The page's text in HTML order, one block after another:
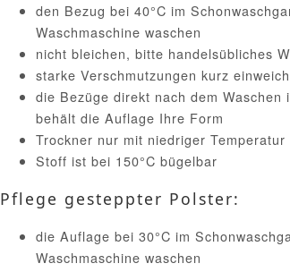
den Bezug bei 40°C im
Waschmaschine waschen
nicht bleichen, bitte handelsübliches
starke Verschmutzungen kurz
die Bezüge direkt nach dem
behält die Auflage Ihre Form
Trockner nur mit niedriger Temperatur
Stoff ist bei 150°C bügelbar
Pflege gesteppter Polster:
die Auflage bei 30°C im
Waschmaschine waschen